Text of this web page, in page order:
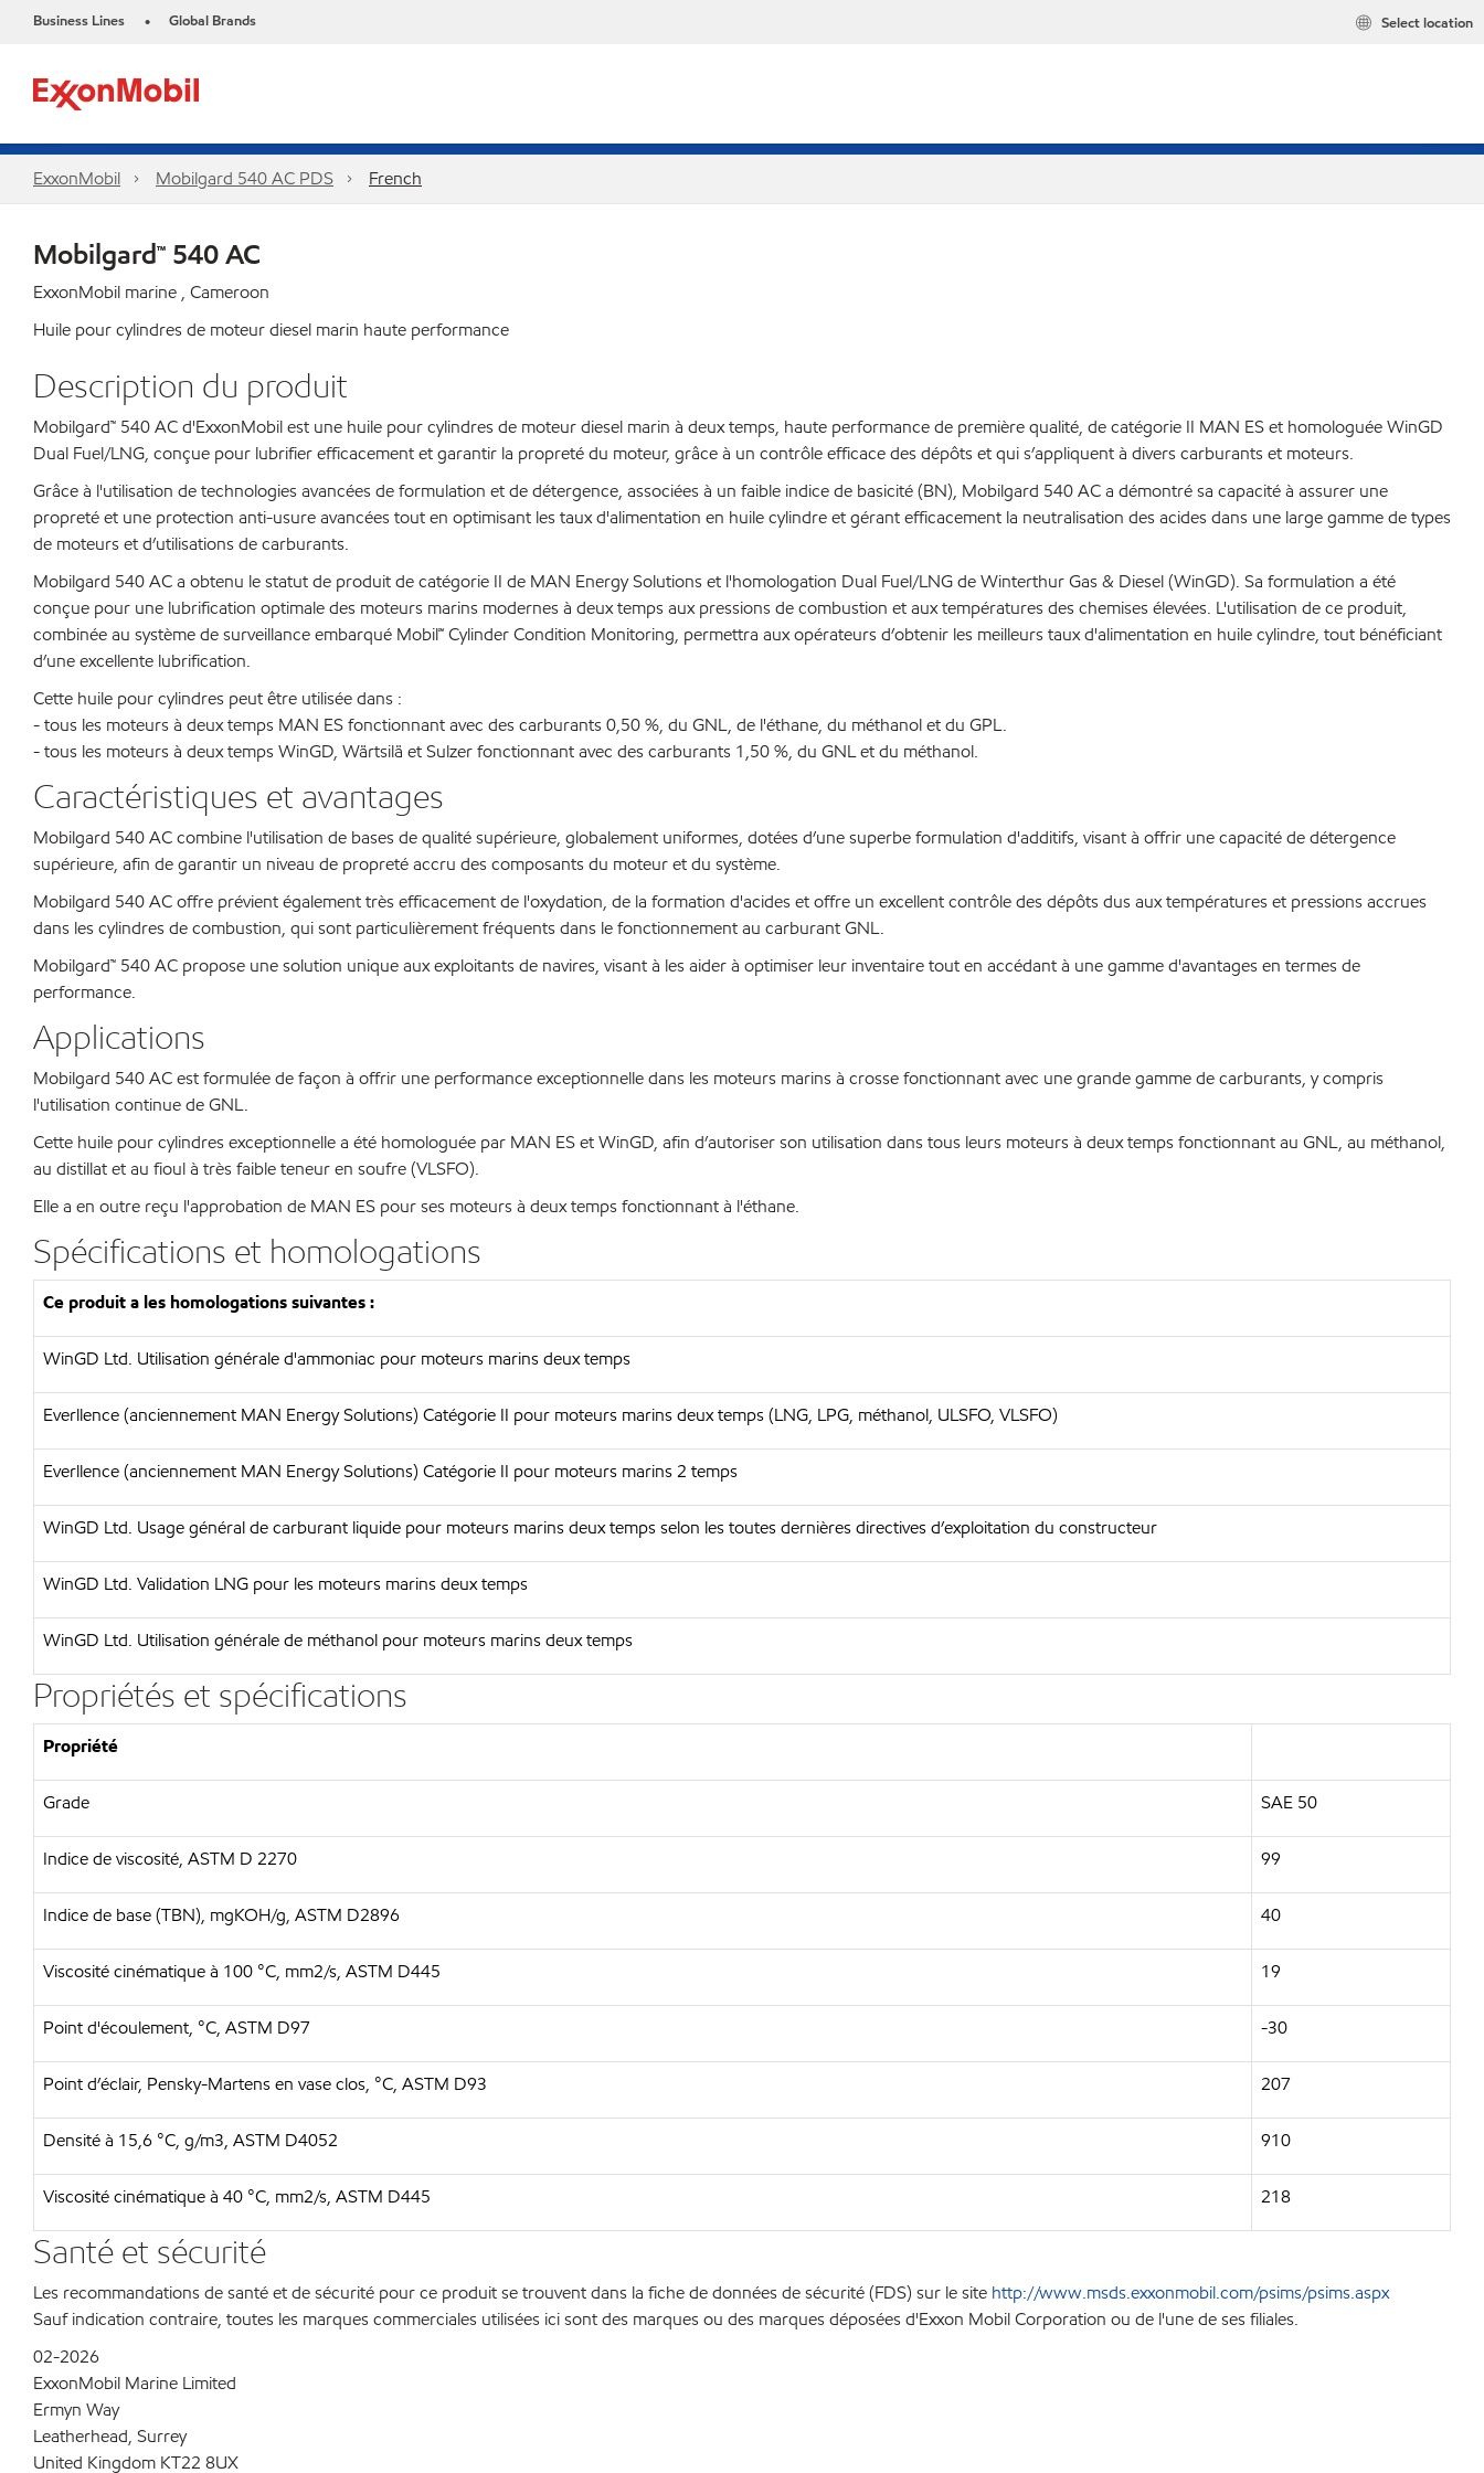
Business Lines • Global Brands Select location
ExxonMobil Mobilgard 540 AC PDS French
Mobilgard™ 540 AC
ExxonMobil marine , Cameroon
Huile pour cylindres de moteur diesel marin haute performance
Description du produit
Mobilgard™ 540 AC d'ExxonMobil est une huile pour cylindres de moteur diesel marin à deux temps, haute performance de première qualité, de catégorie II MAN ES et homologuée WinGD
Dual Fuel/LNG, conçue pour lubrifier efficacement et garantir la propreté du moteur, grâce à un contrôle efficace des dépôts et qui s’appliquent à divers carburants et moteurs.
Grâce à l'utilisation de technologies avancées de formulation et de détergence, associées à un faible indice de basicité (BN), Mobilgard 540 AC a démontré sa capacité à assurer une
propreté et une protection anti-usure avancées tout en optimisant les taux d'alimentation en huile cylindre et gérant efficacement la neutralisation des acides dans une large gamme de types
de moteurs et d’utilisations de carburants.
Mobilgard 540 AC a obtenu le statut de produit de catégorie II de MAN Energy Solutions et l'homologation Dual Fuel/LNG de Winterthur Gas & Diesel (WinGD). Sa formulation a été
conçue pour une lubrification optimale des moteurs marins modernes à deux temps aux pressions de combustion et aux températures des chemises élevées. L'utilisation de ce produit,
combinée au système de surveillance embarqué Mobil℠ Cylinder Condition Monitoring, permettra aux opérateurs d’obtenir les meilleurs taux d'alimentation en huile cylindre, tout bénéficiant
d’une excellente lubrification.
Cette huile pour cylindres peut être utilisée dans :
- tous les moteurs à deux temps MAN ES fonctionnant avec des carburants 0,50 %, du GNL, de l'éthane, du méthanol et du GPL.
- tous les moteurs à deux temps WinGD, Wärtsilä et Sulzer fonctionnant avec des carburants 1,50 %, du GNL et du méthanol.
Caractéristiques et avantages
Mobilgard 540 AC combine l'utilisation de bases de qualité supérieure, globalement uniformes, dotées d’une superbe formulation d'additifs, visant à offrir une capacité de détergence
supérieure, afin de garantir un niveau de propreté accru des composants du moteur et du système.
Mobilgard 540 AC offre prévient également très efficacement de l'oxydation, de la formation d'acides et offre un excellent contrôle des dépôts dus aux températures et pressions accrues
dans les cylindres de combustion, qui sont particulièrement fréquents dans le fonctionnement au carburant GNL.
Mobilgard™ 540 AC propose une solution unique aux exploitants de navires, visant à les aider à optimiser leur inventaire tout en accédant à une gamme d'avantages en termes de
performance.
Applications
Mobilgard 540 AC est formulée de façon à offrir une performance exceptionnelle dans les moteurs marins à crosse fonctionnant avec une grande gamme de carburants, y compris
l'utilisation continue de GNL.
Cette huile pour cylindres exceptionnelle a été homologuée par MAN ES et WinGD, afin d’autoriser son utilisation dans tous leurs moteurs à deux temps fonctionnant au GNL, au méthanol,
au distillat et au fioul à très faible teneur en soufre (VLSFO).
Elle a en outre reçu l'approbation de MAN ES pour ses moteurs à deux temps fonctionnant à l'éthane.
Spécifications et homologations
Ce produit a les homologations suivantes :
WinGD Ltd. Utilisation générale d'ammoniac pour moteurs marins deux temps
Everllence (anciennement MAN Energy Solutions) Catégorie II pour moteurs marins deux temps (LNG, LPG, méthanol, ULSFO, VLSFO)
Everllence (anciennement MAN Energy Solutions) Catégorie II pour moteurs marins 2 temps
WinGD Ltd. Usage général de carburant liquide pour moteurs marins deux temps selon les toutes dernières directives d’exploitation du constructeur
WinGD Ltd. Validation LNG pour les moteurs marins deux temps
WinGD Ltd. Utilisation générale de méthanol pour moteurs marins deux temps
Propriétés et spécifications
Propriété
Grade SAE 50
Indice de viscosité, ASTM D 2270 99
Indice de base (TBN), mgKOH/g, ASTM D2896 40
Viscosité cinématique à 100 °C, mm2/s, ASTM D445 19
Point d'écoulement, °C, ASTM D97 -30
Point d’éclair, Pensky-Martens en vase clos, °C, ASTM D93 207
Densité à 15,6 °C, g/m3, ASTM D4052 910
Viscosité cinématique à 40 °C, mm2/s, ASTM D445 218
Santé et sécurité
Les recommandations de santé et de sécurité pour ce produit se trouvent dans la fiche de données de sécurité (FDS) sur le site http://www.msds.exxonmobil.com/psims/psims.aspx
Sauf indication contraire, toutes les marques commerciales utilisées ici sont des marques ou des marques déposées d'Exxon Mobil Corporation ou de l'une de ses filiales.
02-2026
ExxonMobil Marine Limited
Ermyn Way
Leatherhead, Surrey
United Kingdom KT22 8UX